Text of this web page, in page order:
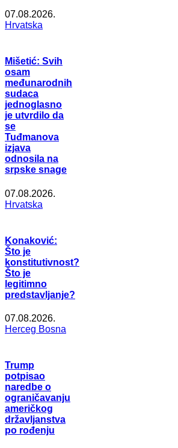
07.08.2026.
Hrvatska
Mišetić: Svih
osam
međunarodnih
sudaca
jednoglasno
je utvrdilo da
se
Tuđmanova
izjava
odnosila na
srpske snage
07.08.2026.
Hrvatska
Konaković:
Što je
konstitutivnost?
Što je
legitimno
predstavljanje?
07.08.2026.
Herceg Bosna
Trump
potpisao
naredbe o
ograničavanju
američkog
državljanstva
po rođenju